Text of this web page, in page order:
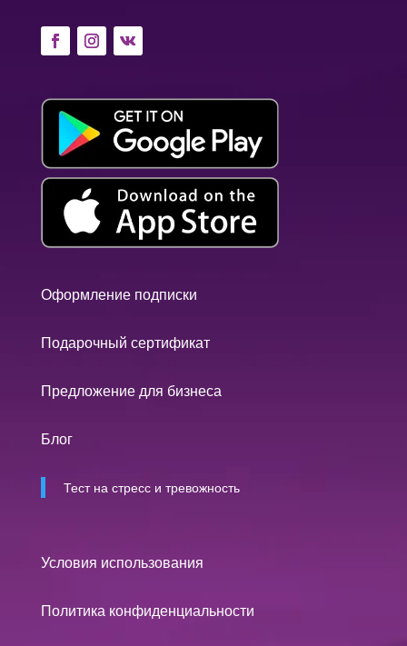
Оформление подписки
Подарочный сертификат
Предложение для бизнеса
Блог
Тест на стресс и тревожность
Условия использования
Политика конфиденциальности